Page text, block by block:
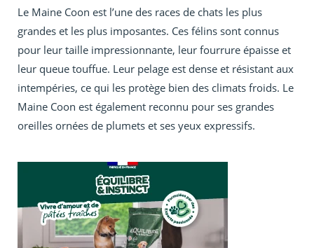
Le Maine Coon est l’une des races de chats les plus
grandes et les plus imposantes. Ces félins sont connus
pour leur taille impressionnante, leur fourrure épaisse et
leur queue touffue. Leur pelage est dense et résistant aux
intempéries, ce qui les protège bien des climats froids. Le
Maine Coon est également reconnu pour ses grandes
oreilles ornées de plumets et ses yeux expressifs.